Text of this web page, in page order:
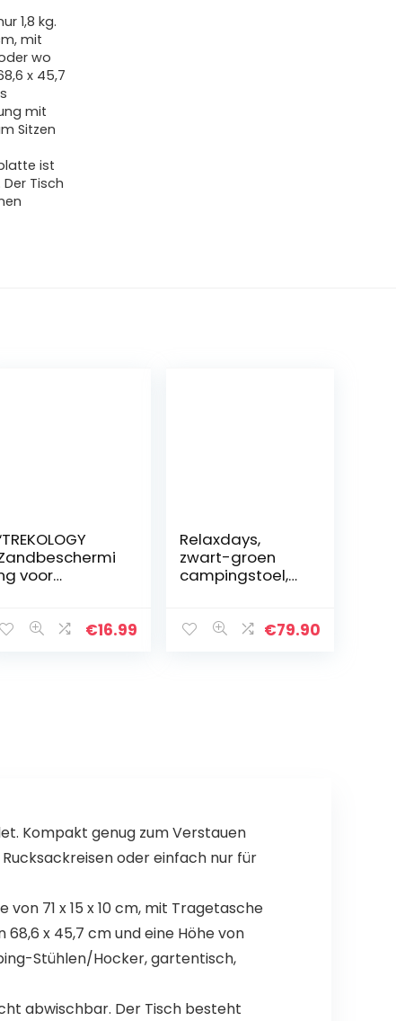
1,8 kg.
mit
wo
x 45,7
mit
Sitzen
ist
Tisch
voor
n – Voorkom€16.99
Relaxdays,
zwart-groen
campingstoel,
bekerhouders en
€79.90
Kompakt genug zum Verstauen
oder einfach nur für
71 x 15 x 10 cm, mit Tragetasche
x 45,7 cm und eine Höhe von
Stühlen/Hocker, gartentisch,
abwischbar. Der Tisch besteht